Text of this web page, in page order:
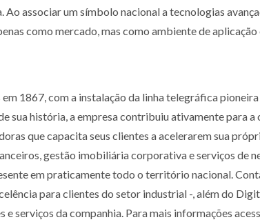
associar um símbolo nacional a tecnologias
como mercado, mas como ambiente de
1867, com a instalação da linha telegráfica
sua história, a empresa contribuiuativamente para a
que capacita seus clientes a acelerarem sua
gestão imobiliária corporativa e serviços de
em praticamente todo o território nacional.
para clientes do setor industrial -,além do
eserviços da companhia. Para mais informações